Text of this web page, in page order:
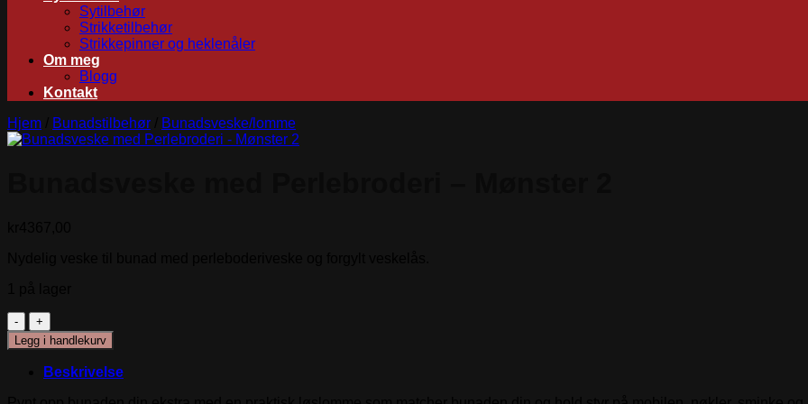
Sytilbehør
Strikketilbehør
Strikkepinner og heklenåler
Om meg
Blogg
Kontakt
Hjem
Bunadstilbehør Bunadsveske/lomme
Bunadsveske
med
Perlebroderi
Mønster
Legg i handlekurv
Beskrivelse